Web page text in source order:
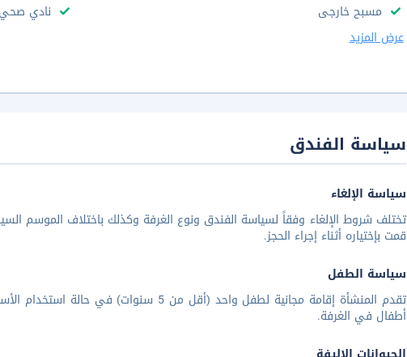
مسبح خارجى
نادي
عرض المزيد
سياسة الفندق
سياسة الإلغاء
تختلف شروط الإلغاء وفقاً لسياسة الفندق ونوع الغرفة وكذلك باختلاف الموسم
قمت بإختياره أثناء إجراء الحجز.
سياسة الطفل
تقدم المنشأة إقامة مجانية لطفل واحد (أقل
أطفال في الغرفة.